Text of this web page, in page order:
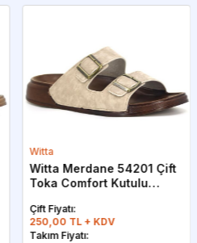
Witta
Witta Merdane 54201 Çift
Toka Comfort Kutulu
Çift Fiyatı:
250,00 TL + KDV
Takım Fiyatı: